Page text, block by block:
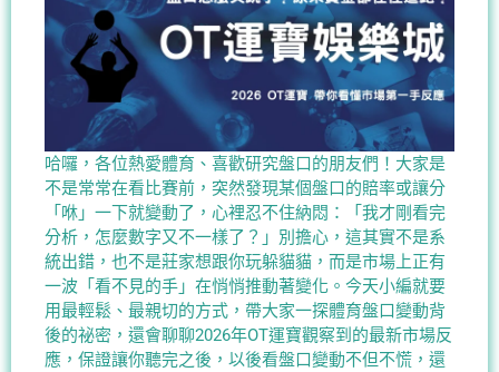
哈囉，各位熱愛體育、喜歡研究盤口的朋友們！大家是
不是常常在看比賽前，突然發現某個盤口的賠率或讓分
「咻」一下就變動了，心裡忍不住納悶：「我才剛看完
分析，怎麼數字又不一樣了？」別擔心，這其實不是系
統出錯，也不是莊家想跟你玩躲貓貓，而是市場上正有
一波「看不見的手」在悄悄推動著變化。今天小編就要
用最輕鬆、最親切的方式，帶大家一探體育盤口變動背
後的祕密，還會聊聊2026年OT運寶觀察到的最新市場反
應，保證讓你聽完之後，以後看盤口變動不但不慌，還